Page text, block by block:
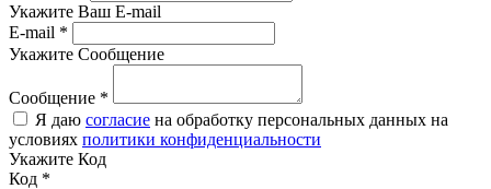
Укажите Ваш E-mail
E-mail *
Укажите Сообщение
Сообщение *
Я даю согласие на обработку персональных данных на
условиях политики конфиденциальности
Укажите Код
Код *